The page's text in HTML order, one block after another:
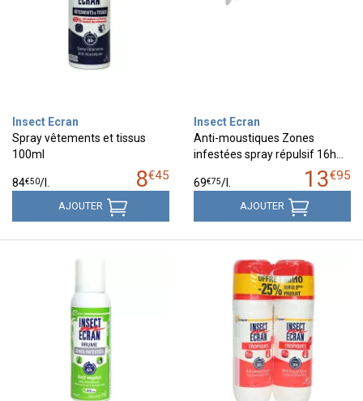
Insect Ecran
Spray vêtements et tissus
100ml
8€45
84€50/
AJOUTER
Insect Ecran
Anti-moustiques Zones
infestées spray répulsif 16h…
13€95
69€75/
AJOUTER